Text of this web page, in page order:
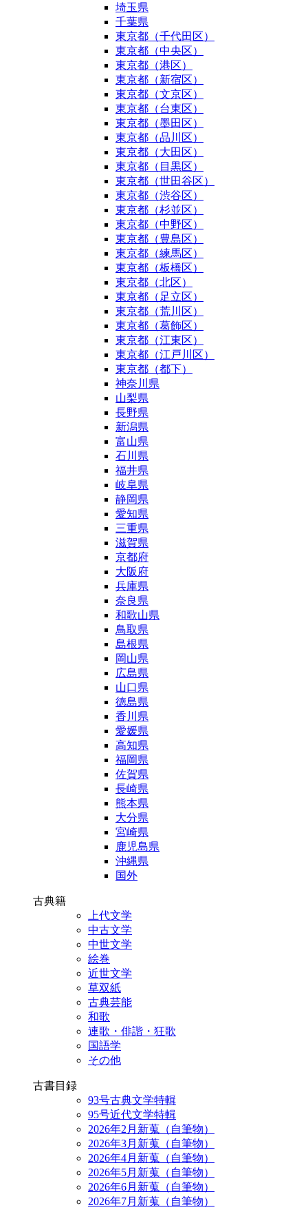
埼玉県
千葉県
東京都（千代田区）
東京都（中央区）
東京都（港区）
東京都（新宿区）
東京都（文京区）
東京都（台東区）
東京都（墨田区）
東京都（品川区）
東京都（大田区）
東京都（目黒区）
東京都（世田谷区）
東京都（渋谷区）
東京都（杉並区）
東京都（中野区）
東京都（豊島区）
東京都（練馬区）
東京都（板橋区）
東京都（北区）
東京都（足立区）
東京都（荒川区）
東京都（葛飾区）
東京都（江東区）
東京都（江戸川区）
東京都（都下）
神奈川県
山梨県
長野県
新潟県
富山県
石川県
福井県
岐阜県
静岡県
愛知県
三重県
滋賀県
京都府
大阪府
兵庫県
奈良県
和歌山県
鳥取県
島根県
岡山県
広島県
山口県
徳島県
香川県
愛媛県
高知県
福岡県
佐賀県
長崎県
熊本県
大分県
宮崎県
鹿児島県
沖縄県
国外
古典籍
上代文学
中古文学
中世文学
絵巻
近世文学
草双紙
古典芸能
和歌
連歌・俳諧・狂歌
国語学
その他
古書目録
93号古典文学特輯
95号近代文学特輯
2026年2月新蒐（自筆物）
2026年3月新蒐（自筆物）
2026年4月新蒐（自筆物）
2026年5月新蒐（自筆物）
2026年6月新蒐（自筆物）
2026年7月新蒐（自筆物）